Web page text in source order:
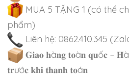
MUA 5 TẶNG 1 (có thể
phẩm)
Liên hệ: 0862.410.345
𝐆𝐢𝐚𝐨 𝐡à𝐧𝐠 𝐭𝐨à𝐧 𝐪𝐮ố𝐜 –
𝐭𝐫ướ𝐜 𝐤𝐡𝐢 𝐭𝐡𝐚𝐧𝐡 𝐭𝐨á𝐧